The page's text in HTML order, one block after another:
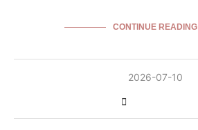
CONTINUE READING
2026-07-10